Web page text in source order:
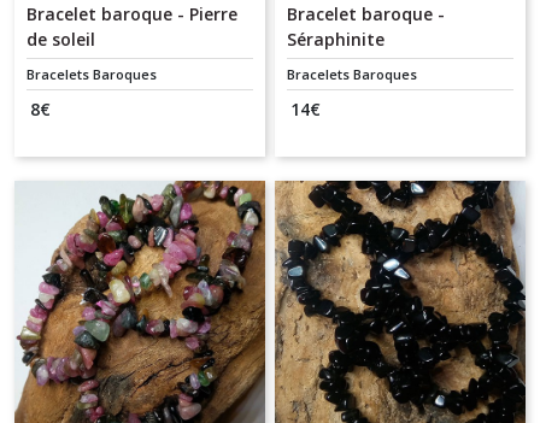
Bracelet baroque - Pierre
de soleil
Bracelets Baroques
8€
Bracelet baroque -
Séraphinite
Bracelets Baroques
14€